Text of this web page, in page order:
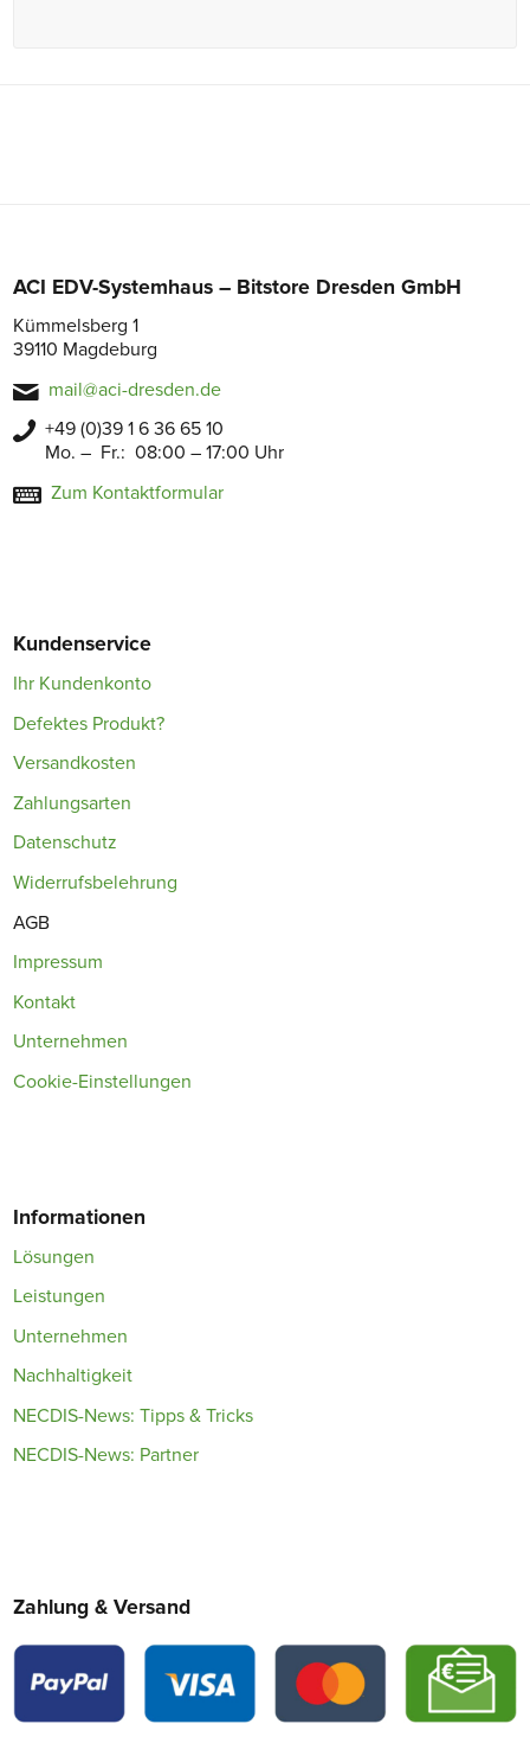
ACI EDV-Systemhaus – Bitstore Dresden GmbH
Kümmelsberg 1
39110 Magdeburg
mail@aci-dresden.de
+49 (0)39 1 6 36 65 10
Mo. – Fr.: 08:00 – 17:00 Uhr
Zum Kontaktformular
Kundenservice
Ihr Kundenkonto
Defektes Produkt?
Versandkosten
Zahlungsarten
Datenschutz
Widerrufsbelehrung
AGB
Impressum
Kontakt
Unternehmen
Cookie-Einstellungen
Informationen
Lösungen
Leistungen
Unternehmen
Nachhaltigkeit
NECDIS-News: Tipps & Tricks
NECDIS-News: Partner
Zahlung & Versand